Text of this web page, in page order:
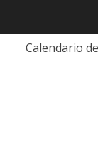
Calendario